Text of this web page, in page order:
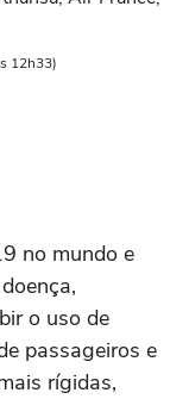
12h33)
no mundo e
o uso de
passageiros e
rígidas,